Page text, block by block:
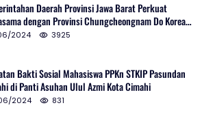
Daerah Provinsi Jawa Barat Perkuat
dengan Provinsi Chungcheongnam Do Korea
2024 3925
Bakti Sosial Mahasiswa PPKn STKIP Pasundan
di Panti Asuhan Ulul Azmi Kota Cimahi
2024 831